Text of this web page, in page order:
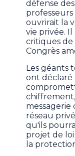
défense
ouvrirait la
vie privée.
critiques
Congrès
Les géants
ont déclaré
messagerie
réseau
qu'ils
projet de
la